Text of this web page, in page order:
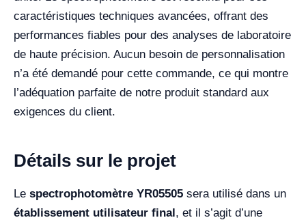
caractéristiques techniques avancées, offrant des
performances fiables pour des analyses de laboratoire
de haute précision. Aucun besoin de personnalisation
n’a été demandé pour cette commande, ce qui montre
l’adéquation parfaite de notre produit standard aux
exigences du client.
Détails sur le projet
Le spectrophotomètre YR05505 sera utilisé dans un
établissement utilisateur final, et il s’agit d’une